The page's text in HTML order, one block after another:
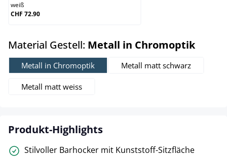
weiß
CHF 72.90
Material Gestell: Metall in Chromoptik
Metall in Chromoptik Metall matt schwarz
Metall matt weiss
Produkt-Highlights
Stilvoller Barhocker mit Kunststoff-Sitzfläche